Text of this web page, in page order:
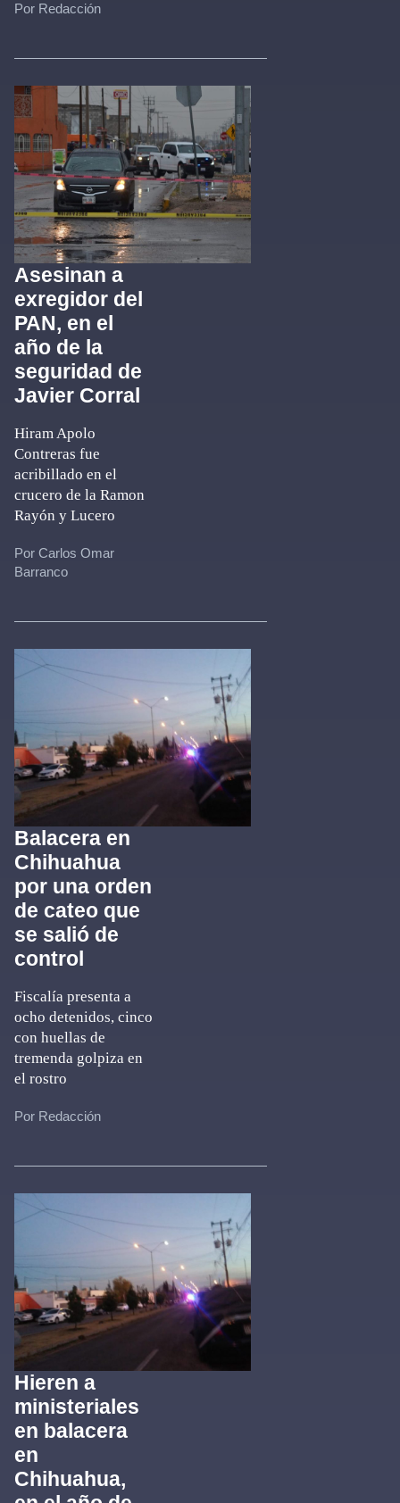
Por Redacción
Asesinan a
exregidor del
PAN, en el
año de la
seguridad de
Javier Corral
Hiram Apolo
Contreras fue
acribillado en el
crucero de la Ramon
Rayón y Lucero
Por Carlos Omar
Barranco
Balacera en
Chihuahua
por una orden
de cateo que
se salió de
control
Fiscalía presenta a
ocho detenidos, cinco
con huellas de
tremenda golpiza en
el rostro
Por Redacción
Hieren a
ministeriales
en balacera
en
Chihuahua,